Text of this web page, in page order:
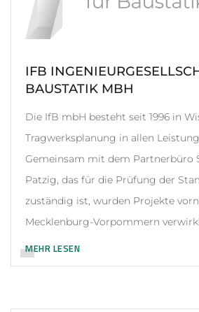
IFB
BAUSTATIK MBH
Die IfB mbH besteht seit 1996 in
Tragwerksplanung in allen
Gemeinsam mit dem Partnerbüro
Patzig, das für die Prüfung der
zuständig ist, wurden Projekte
Mecklenburg-Vorpommern
MEHR LESEN